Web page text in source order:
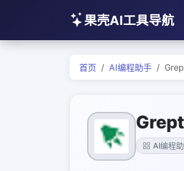
果壳AI工具导航
首页 AI编程助手
AI编程